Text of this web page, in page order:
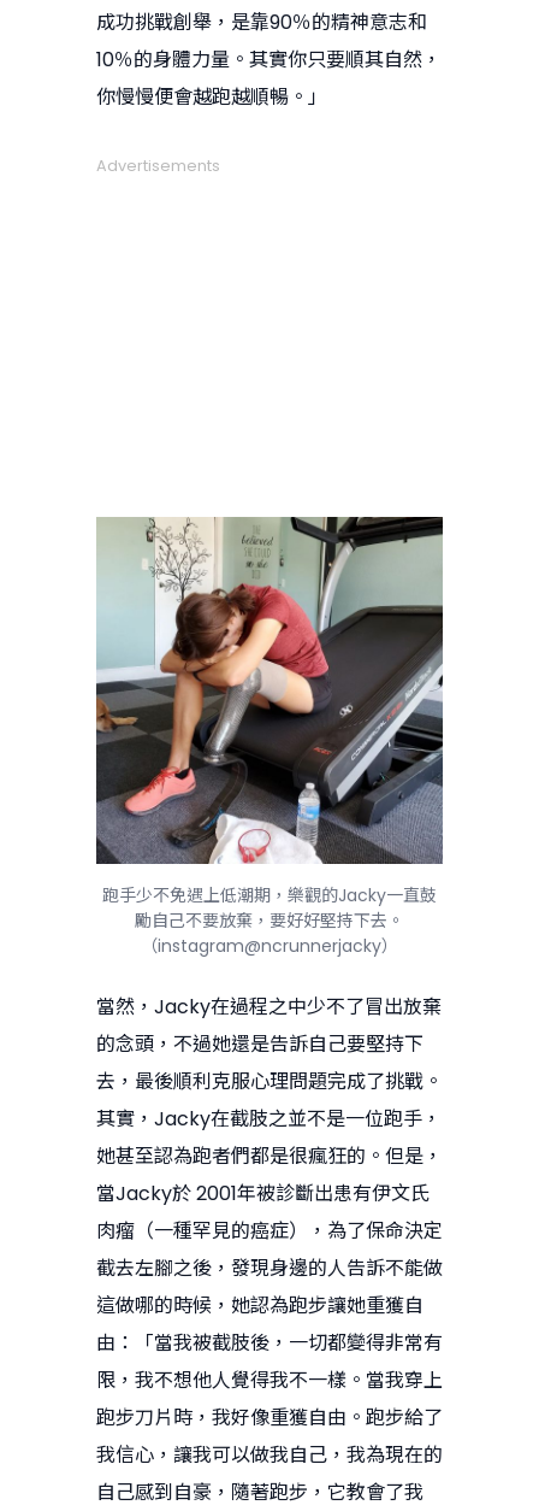
成功挑戰創舉，是靠90％的精神意志和
10％的身體力量。其實你只要順其自然，
你慢慢便會越跑越順暢。」
Advertisements
跑手少不免遇上低潮期，樂觀的Jacky一直鼓
勵自己不要放棄，要好好堅持下去。
（instagram@ncrunnerjacky）
當然，Jacky在過程之中少不了冒出放棄
的念頭，不過她還是告訴自己要堅持下
去，最後順利克服心理問題完成了挑戰。
其實，Jacky在截肢之並不是一位跑手，
她甚至認為跑者們都是很瘋狂的。但是，
當Jacky於 2001年被診斷出患有伊文氏
肉瘤（一種罕見的癌症），為了保命決定
截去左腳之後，發現身邊的人告訴不能做
這做哪的時候，她認為跑步讓她重獲自
由：「當我被截肢後，一切都變得非常有
限，我不想他人覺得我不一樣。當我穿上
跑步刀片時，我好像重獲自由。跑步給了
我信心，讓我可以做我自己，我為現在的
自己感到自豪，隨著跑步，它教會了我